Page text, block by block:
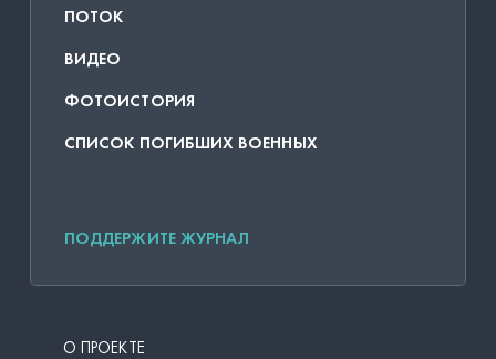
ПОТОК
ВИДЕО
ФОТОИСТОРИЯ
СПИСОК ПОГИБШИХ ВОЕННЫХ
ПОДДЕРЖИТЕ ЖУРНАЛ
О ПРОЕКТЕ